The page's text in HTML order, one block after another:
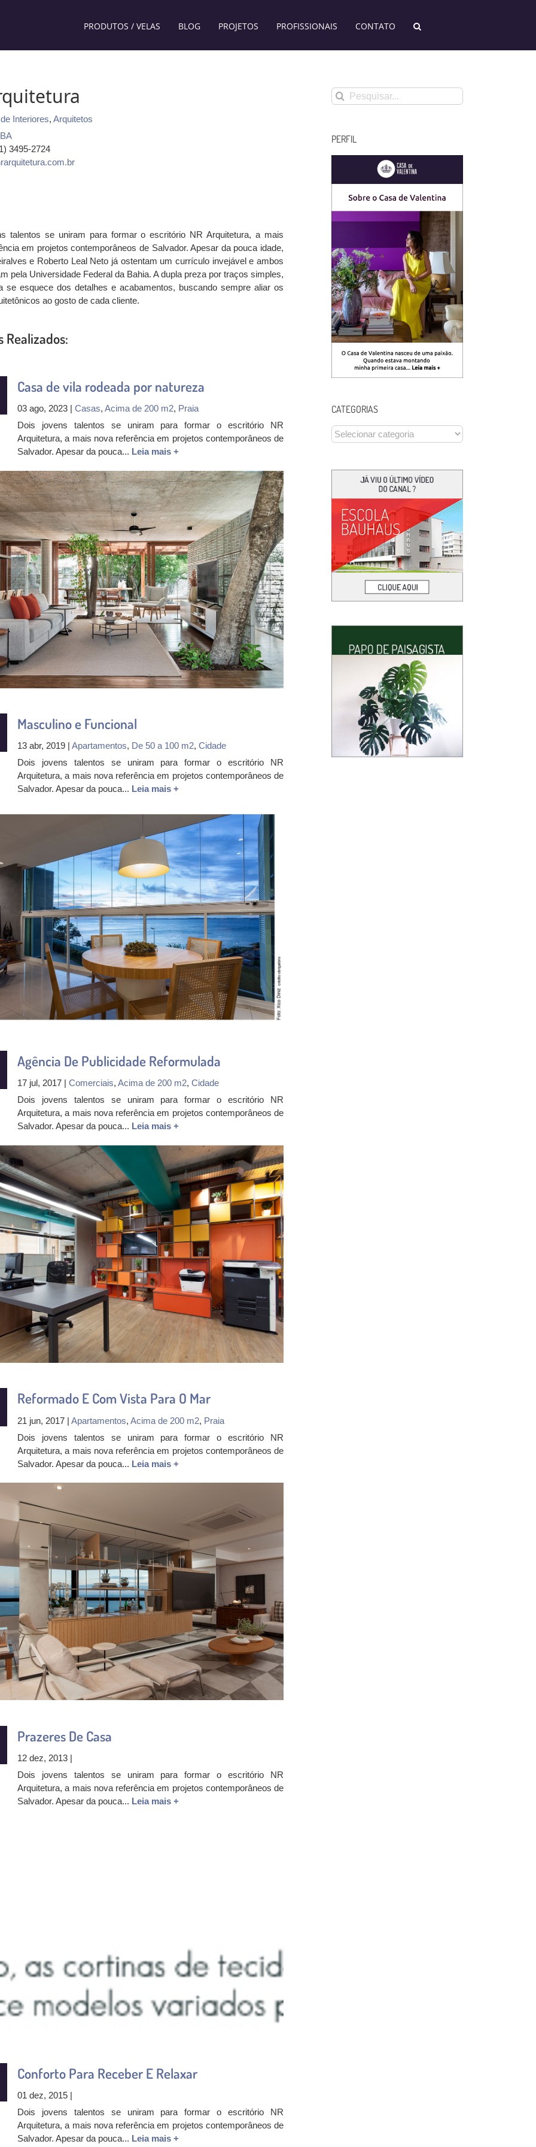
PRODUTOS / VELAS BLOG PROJETOS PROFISSIONAIS CONTATO
Interiores, Arquitetos
BA
3495-2724
talentos se uniram para formar o escritório NR Arquitetura, a mais
em projetos contemporâneos de Salvador. Apesar da pouca idade,
e Roberto Leal Neto já ostentam um currículo invejável e ambos
pela Universidade Federal da Bahia. A dupla preza por traços simples,
se esquece dos detalhes e acabamentos, buscando sempre aliar os
ao gosto de cada cliente.
Realizados:
Casa de vila rodeada por natureza
03 ago, 2023 | Casas, Acima de 200 m2, Praia
Dois jovens talentos se uniram para formar o escritório NR
Arquitetura, a mais nova referência em projetos contemporâneos de
Salvador. Apesar da pouca... Leia mais +
Masculino e Funcional
13 abr, 2019 | Apartamentos, De 50 a 100 m2, Cidade
Dois jovens talentos se uniram para formar o escritório NR
Arquitetura, a mais nova referência em projetos contemporâneos de
Salvador. Apesar da pouca... Leia mais +
Agência De Publicidade Reformulada
17 jul, 2017 | Comerciais, Acima de 200 m2, Cidade
Dois jovens talentos se uniram para formar o escritório NR
Arquitetura, a mais nova referência em projetos contemporâneos de
Salvador. Apesar da pouca... Leia mais +
Reformado E Com Vista Para O Mar
21 jun, 2017 | Apartamentos, Acima de 200 m2, Praia
Dois jovens talentos se uniram para formar o escritório NR
Arquitetura, a mais nova referência em projetos contemporâneos de
Salvador. Apesar da pouca... Leia mais +
Prazeres De Casa
12 dez, 2013 |
Dois jovens talentos se uniram para formar o escritório NR
Arquitetura, a mais nova referência em projetos contemporâneos de
Salvador. Apesar da pouca... Leia mais +
Conforto Para Receber E Relaxar
01 dez, 2015 |
Dois jovens talentos se uniram para formar o escritório NR
Arquitetura, a mais nova referência em projetos contemporâneos de
Salvador. Apesar da pouca... Leia mais +
Buscar
resultados
PERFIL
CATEGORIAS
CATEGORIAS